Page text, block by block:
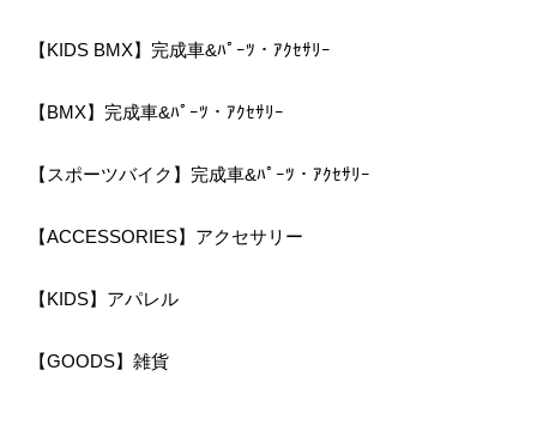
【KIDS BMX】完成車&ﾊﾟｰﾂ・ｱｸｾｻﾘｰ
【BMX】完成車&ﾊﾟｰﾂ・ｱｸｾｻﾘｰ
【スポーツバイク】完成車&ﾊﾟｰﾂ・ｱｸｾｻﾘｰ
【ACCESSORIES】アクセサリー
【KIDS】アパレル
【GOODS】雑貨